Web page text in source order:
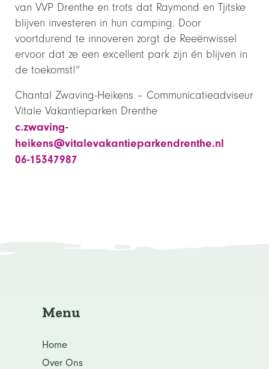
van VVP Drenthe en trots dat Raymond en Tjitske
blijven investeren in hun camping. Door
voortdurend te innoveren zorgt de Reeënwissel
ervoor dat ze een excellent park zijn én blijven in
de toekomst!”
Chantal Zwaving-Heikens – Communicatieadviseur
Vitale Vakantieparken Drenthe
c.zwaving-
heikens@vitalevakantieparkendrenthe.nl
06-15347987
Menu
Home
Over Ons